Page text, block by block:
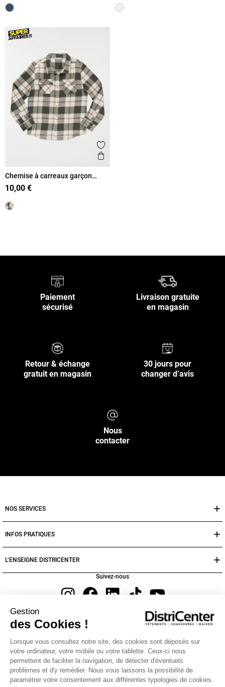
Gestion
des Cookies !
Lorsque vous consultez notre site, des cookies sont déposés sur
votre ordinateur, votre mobile ou votre tablette. Ceux-ci nous
permettent de faciliter la navigation, de détecter d'éventuels
problèmes et d'y remédier. Nous vous laissons la possibilité de
paramétrer votre consentement aux différentes typologies de cookies.
Ajouter aux favoris
Aperçu rapide
Chemise à carreaux garçon
(XXS-M)
10,00 €
Paiement
sécurisé
Livraison gratuite
en magasin
Retour & échange
gratuit en magasin
30 jours pour
changer d’avis
Nous
contacter
NOS SERVICES
INFOS PRATIQUES
L’ENSEIGNE DISTRICENTER
Suivez-nous